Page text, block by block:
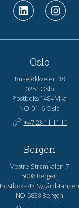
Oslo
Ruseløkkveien 38
0251 Oslo
Postboks 1484 Vika
NO-0116 Oslo
+47 23 11 11 11
Bergen
Vestre Strømkaien 7
5008 Bergen
Postboks 43 Nygårdstangen
NO-5838 Bergen